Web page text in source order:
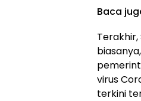
Baca
virus
terkini